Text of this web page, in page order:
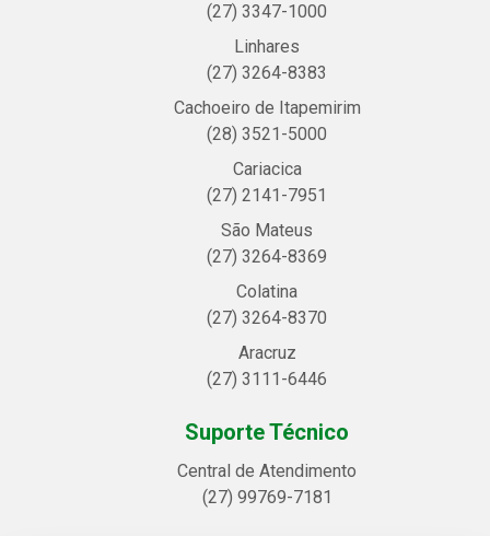
(27) 3347-1000
Linhares
(27) 3264-8383
Cachoeiro de Itapemirim
(28) 3521-5000
Cariacica
(27) 2141-7951
São Mateus
(27) 3264-8369
Colatina
(27) 3264-8370
Aracruz
(27) 3111-6446
Suporte Técnico
Central de Atendimento
(27) 99769-7181